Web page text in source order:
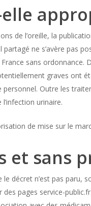
de l’oreille, la
ne s’avère pas
sans ordonnance.
graves ont
Outre les
urinaire.
de mise sur le
et sans
décret n’est pas paru,
pages service-